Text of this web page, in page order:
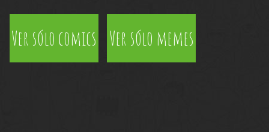
Ver sólo comics Ver sólo memes